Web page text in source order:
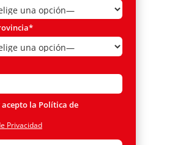
acepto la Política de
Privacidad
campo vacío.